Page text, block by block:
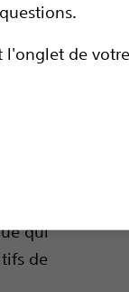
l'onglet de votre
qui
de